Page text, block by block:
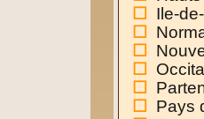
Ile-
Pays